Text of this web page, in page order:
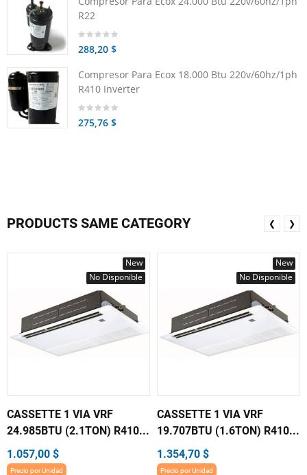
R22
288,20 $
Compresor Para Ecox 18.000 Btu 220v/60hz/1ph
R410 Inverter
275,76 $
PRODUCTS SAME CATEGORY
New
No Disponible
CASSETTE 1 VIA VRF
24.985BTU (2.1TON) R410...
1.057,00 $
Precio por Unidad
New
No Disponible
CASSETTE 1 VIA VRF
19.707BTU (1.6TON) R410...
1.354,70 $
Precio por Unidad
❮ ❯